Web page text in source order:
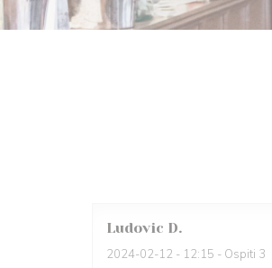
Ludovic D
2024-02-12 - 12:15 - Ospiti 3